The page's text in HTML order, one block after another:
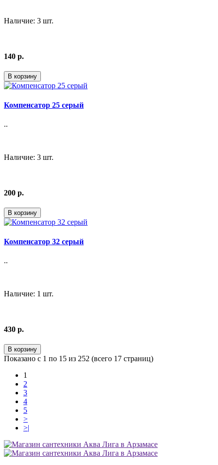
Наличие: 3 шт.
140 р.
В корзину
Компенсатор 25 серый
..
Наличие: 3 шт.
200 р.
В корзину
Компенсатор 32 серый
..
Наличие: 1 шт.
430 р.
В корзину
Показано с 1 по 15 из 252 (всего 17 страниц)
1
2
3
4
5
>
>|